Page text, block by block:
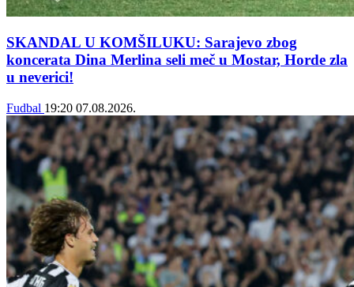
SKANDAL U KOMŠILUKU: Sarajevo zbog
koncerata Dina Merlina seli meč u Mostar, Horde zla
u neverici!
Fudbal 19:20 07.08.2026.